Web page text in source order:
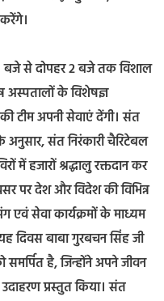
से दोपहर 2 बजे तक विशाल
अस्पतालों के विशेषज्ञ
टीम अपनी सेवाएं देंगी। संत
संत निरंकारी चैरिटेबल
में हजारों श्रद्धालु रक्तदान कर
पर देश और विदेश की विभिन्न
एवं सेवा कार्यक्रमों के माध्यम
दिवस बाबा गुरबचन सिंह जी
समर्पित है, जिन्होंने अपने जीवन
प्रस्तुत किया। संत